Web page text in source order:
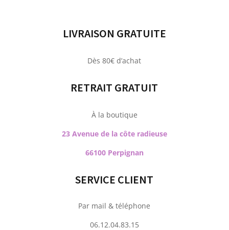
LIVRAISON GRATUITE
Dès 80€ d’achat
RETRAIT GRATUIT
À la boutique
23 Avenue de la côte radieuse
66100 Perpignan
SERVICE CLIENT
Par mail & téléphone
06.12.04.83.15